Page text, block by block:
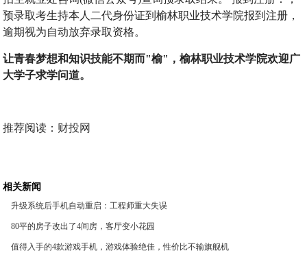
预录取考生持本人二代身份证到榆林职业技术学院报到注册，
逾期视为自动放弃录取资格。
让青春梦想和知识技能不期而"榆"，榆林职业技术学院欢迎广
大学子求学问道。
推荐阅读： 财投网
相关新闻
升级系统后手机自动重启：工程师重大失误
80平的房子改出了4间房，客厅变小花园
值得入手的4款游戏手机，游戏体验绝佳，性价比不输旗舰机